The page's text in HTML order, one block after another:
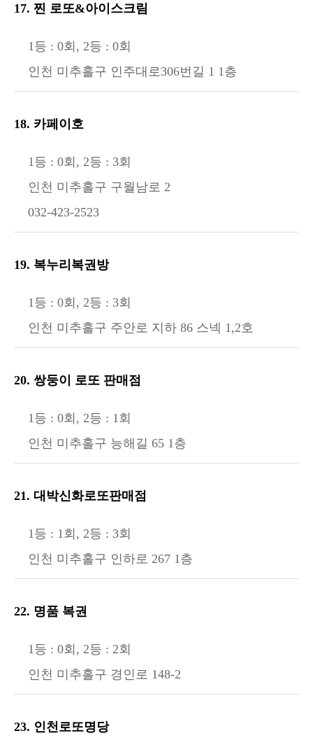
17. 찐 로또&아이스크림
1등 : 0회, 2등 : 0회
인천 미추홀구 인주대로306번길 1 1층
18. 카페이호
1등 : 0회, 2등 : 3회
인천 미추홀구 구월남로 2
032-423-2523
19. 복누리복권방
1등 : 0회, 2등 : 3회
인천 미추홀구 주안로 지하 86 스넥 1,2호
20. 쌍둥이 로또 판매점
1등 : 0회, 2등 : 1회
인천 미추홀구 능해길 65 1층
21. 대박신화로또판매점
1등 : 1회, 2등 : 3회
인천 미추홀구 인하로 267 1층
22. 명품 복권
1등 : 0회, 2등 : 2회
인천 미추홀구 경인로 148-2
23. 인천로또명당